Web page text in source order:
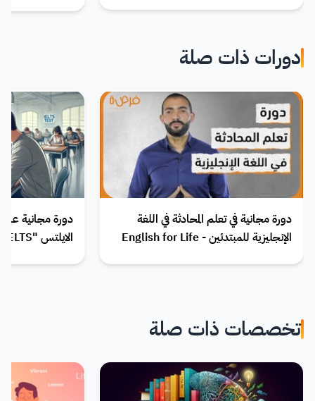
دورات ذات صلة
دورة مجانية في تعلم المحادثة في اللغة
الإنجليزية للمبتدئين - English for Life
دورة مجانية عبر
الايلتس "IELTS"
تخصصات ذات صلة